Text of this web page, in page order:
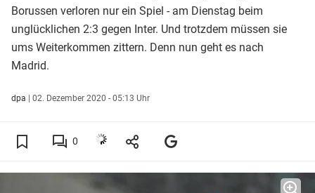
Borussen verloren nur ein Spiel - am Dienstag beim
unglücklichen 2:3 gegen Inter. Und trotzdem müssen sie
ums Weiterkommen zittern. Denn nun geht es nach
Madrid.
dpa | 02. Dezember 2020 - 05:13 Uhr
0